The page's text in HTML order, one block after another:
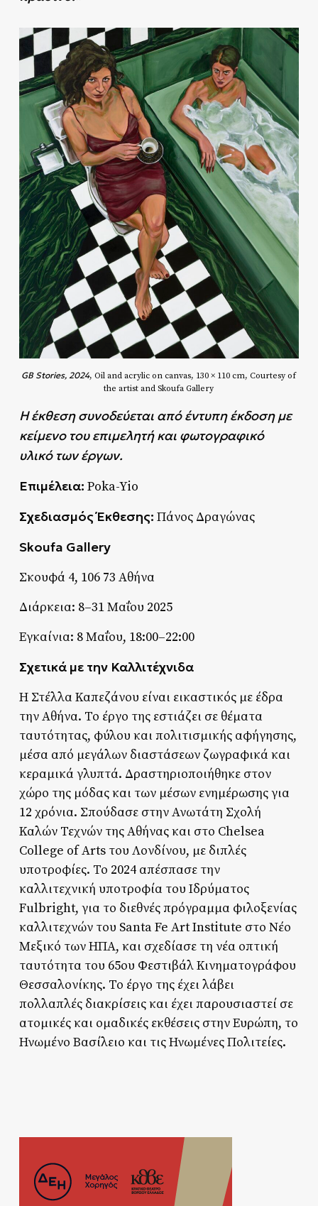
GB Stories, 2024, Oil and acrylic on canvas, 130 × 110 cm, Courtesy of
the artist and Skoufa Gallery
Η έκθεση συνοδεύεται από έντυπη έκδοση με
κείμενο του επιμελητή και φωτογραφικό
υλικό των έργων.
Επιμέλεια: Poka-Yio
Σχεδιασμός Έκθεσης: Πάνος Δραγώνας
Skoufa Gallery
Σκουφά 4, 106 73 Αθήνα
Διάρκεια: 8–31 Μαΐου 2025
Εγκαίνια: 8 Μαΐου, 18:00–22:00
Σχετικά με την Καλλιτέχνιδα
Η Στέλλα Καπεζάνου είναι εικαστικός με έδρα
την Αθήνα. Το έργο της εστιάζει σε θέματα
ταυτότητας, φύλου και πολιτισμικής αφήγησης,
μέσα από μεγάλων διαστάσεων ζωγραφικά και
κεραμικά γλυπτά. Δραστηριοποιήθηκε στον
χώρο της μόδας και των μέσων ενημέρωσης για
12 χρόνια. Σπούδασε στην Ανωτάτη Σχολή
Καλών Τεχνών της Αθήνας και στο Chelsea
College of Arts του Λονδίνου, με διπλές
υποτροφίες. Το 2024 απέσπασε την
καλλιτεχνική υποτροφία του Ιδρύματος
Fulbright, για το διεθνές πρόγραμμα φιλοξενίας
καλλιτεχνών του Santa Fe Art Institute στο Νέο
Μεξικό των ΗΠΑ, και σχεδίασε τη νέα οπτική
ταυτότητα του 65ου Φεστιβάλ Κινηματογράφου
Θεσσαλονίκης. Το έργο της έχει λάβει
πολλαπλές διακρίσεις και έχει παρουσιαστεί σε
ατομικές και ομαδικές εκθέσεις στην Ευρώπη, το
Ηνωμένο Βασίλειο και τις Ηνωμένες Πολιτείες.